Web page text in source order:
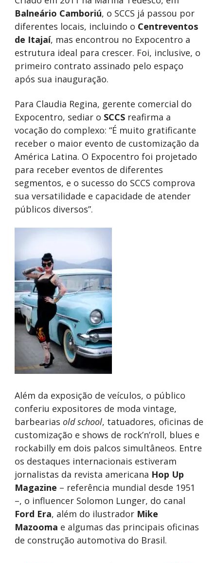
Balneário Camboriú, o SCCS já passou por
diferentes locais, incluindo o Centreventos
de Itajaí, mas encontrou no Expocentro a
estrutura ideal para crescer. Foi, inclusive, o
primeiro contrato assinado pelo espaço
após sua inauguração.
Para Claudia Regina, gerente comercial do
Expocentro, sediar o SCCS reafirma a
vocação do complexo: “É muito gratificante
receber o maior evento de customização da
América Latina. O Expocentro foi projetado
para receber eventos de diferentes
segmentos, e o sucesso do SCCS comprova
sua versatilidade e capacidade de atender
públicos diversos”.
Além da exposição de veículos, o público
conferiu expositores de moda vintage,
barbearias old school, tatuadores, oficinas de
customização e shows de rock’n’roll, blues e
rockabilly em dois palcos simultâneos. Entre
os destaques internacionais estiveram
jornalistas da revista americana Hop Up
Magazine – referência mundial desde 1951
–, o influencer Solomon Lunger, do canal
Ford Era, além do ilustrador Mike
Mazooma e algumas das principais oficinas
de construção automotiva do Brasil.